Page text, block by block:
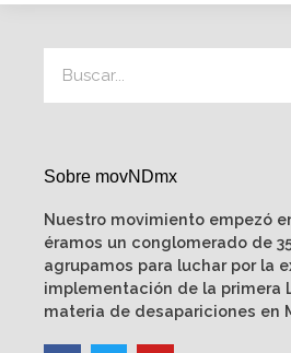
Sobre movNDmx
Nuestro movimiento empezó
éramos un conglomerado de
agrupamos para luchar por la
implementación de la primera
materia de desapariciones en